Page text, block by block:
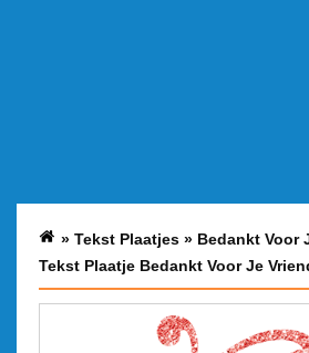
» Tekst Plaatjes » Bedankt Voor
Tekst Plaatje Bedankt Voor Je